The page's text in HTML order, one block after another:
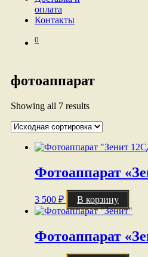
оплата
Контакты
0
фотоаппарат
Showing all 7 results
Фотоаппарат
3 500 ₽ В корзину
Фотоаппарат